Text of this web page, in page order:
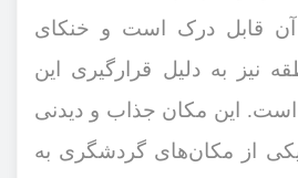
قابل درک است و خنکای
نیز به دلیل قرارگیری این
این مکان جذاب و دیدنی
یکی از مکان‌های گردشگری به